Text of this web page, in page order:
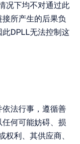
况下均不对通过此
所产生的后果负
DPLL无法控制这
法行事，遵循善
何可能妨碍、损
利、其供应商、